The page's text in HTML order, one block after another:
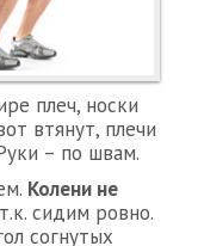
плеч, носки
втянут, плечи
– по швам.
Колени не
т.к. сидим ровно.
согнутых